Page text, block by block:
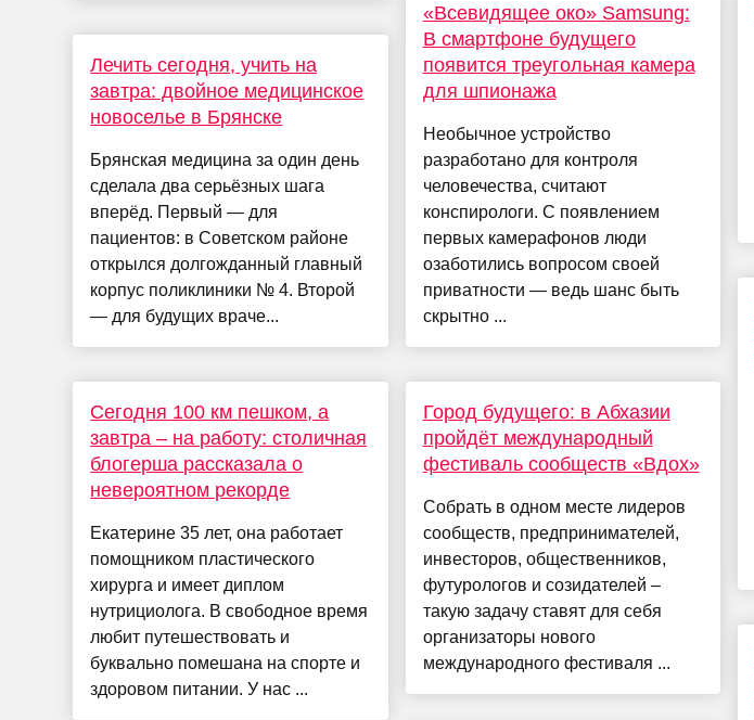
Лечить сегодня, учить на
завтра: двойное медицинское
новоселье в Брянске
Брянская медицина за один день
сделала два серьёзных шага
вперёд. Первый — для
пациентов: в Советском районе
открылся долгожданный главный
корпус поликлиники № 4. Второй
— для будущих враче...
Сегодня 100 км пешком, а
завтра – на работу: столичная
блогерша рассказала о
невероятном рекорде
Екатерине 35 лет, она работает
помощником пластического
хирурга и имеет диплом
нутрициолога. В свободное время
любит путешествовать и
буквально помешана на спорте и
здоровом питании. У нас ...
«Всевидящее око» Samsung:
В смартфоне будущего
появится треугольная камера
для шпионажа
Необычное устройство
разработано для контроля
человечества, считают
конспирологи. С появлением
первых камерафонов люди
озаботились вопросом своей
приватности — ведь шанс быть
скрытно ...
Город будущего: в Абхазии
пройдёт международный
фестиваль сообществ «Вдох»
Собрать в одном месте лидеров
сообществ, предпринимателей,
инвесторов, общественников,
футурологов и созидателей –
такую задачу ставят для себя
организаторы нового
международного фестиваля ...